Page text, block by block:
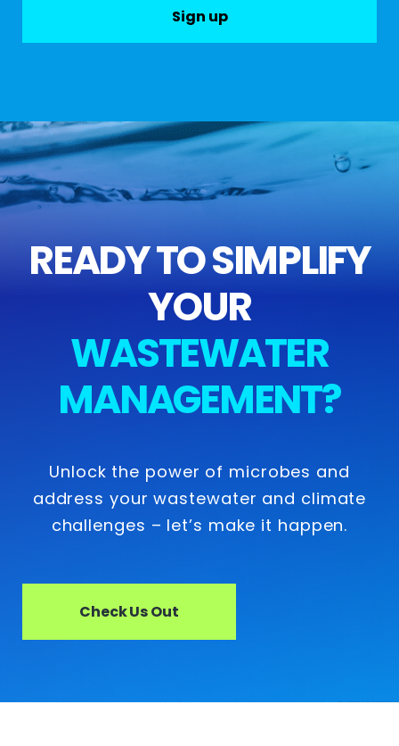
Sign up
READY TO SIMPLIFY
YOUR
WASTEWATER
MANAGEMENT?
Unlock the power of microbes and
address your wastewater and climate
challenges – let’s make it happen.
Check Us Out